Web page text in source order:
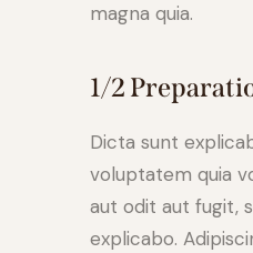
magna quia.
1/2
Dicta sunt
voluptatem quia
aut odit aut fugit,
explicabo.